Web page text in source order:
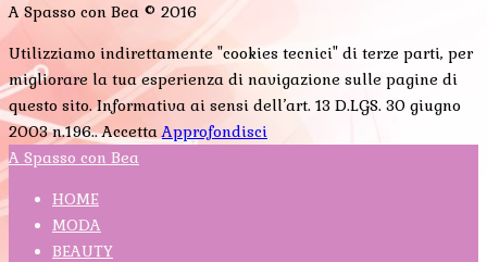
A Spasso con Bea © 2016
Utilizziamo indirettamente "cookies tecnici" di terze parti, per
migliorare la tua esperienza di navigazione sulle pagine di
questo sito. Informativa ai sensi dell’art. 13 D.LGS. 30 giugno
2003 n.196..Accetta Approfondisci
A Spasso con Bea
HOME
MODA
BEAUTY